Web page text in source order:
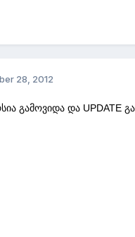
28, 2012
გამოვიდა და UPDATE